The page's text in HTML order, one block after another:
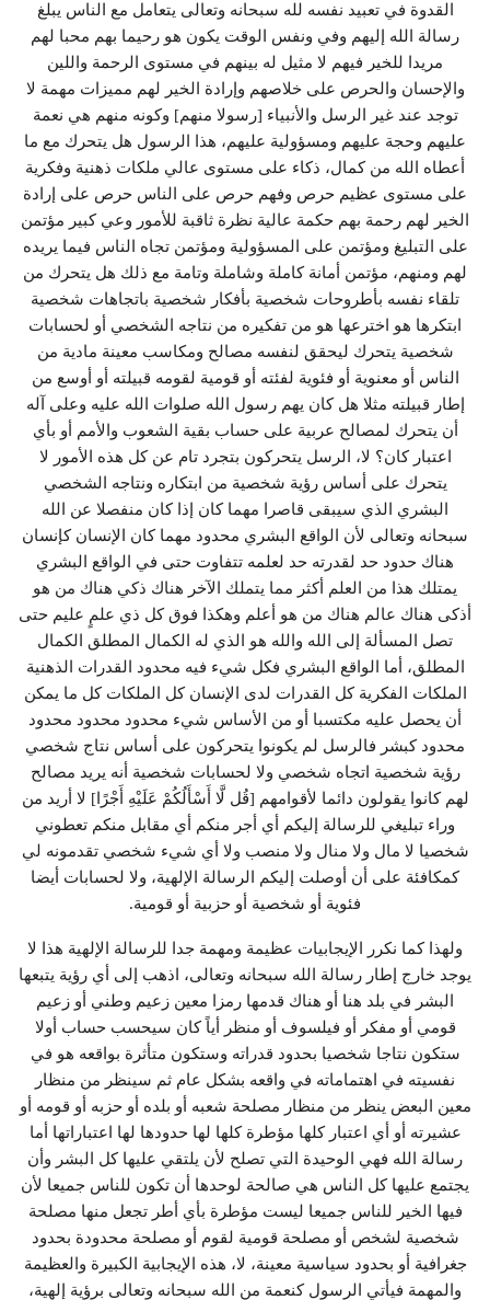
القدوة في تعبيد نفسه لله سبحانه وتعالى يتعامل مع الناس يبلغ
رسالة الله إليهم وفي ونفس الوقت يكون هو رحيما بهم محبا لهم
مريدا للخير فيهم لا مثيل له بينهم في مستوى الرحمة واللين
والإحسان والحرص على خلاصهم وإرادة الخير لهم مميزات مهمة لا
توجد عند غير الرسل والأنبياء [رسولا منهم] وكونه منهم هي نعمة
عليهم وحجة عليهم ومسؤولية عليهم، هذا الرسول هل يتحرك مع ما
أعطاه الله من كمال، ذكاء على مستوى عالي ملكات ذهنية وفكرية
على مستوى عظيم حرص وفهم حرص على الناس حرص على إرادة
الخير لهم رحمة بهم حكمة عالية نظرة ثاقبة للأمور وعي كبير مؤتمن
على التبليغ ومؤتمن على المسؤولية ومؤتمن تجاه الناس فيما يريده
لهم ومنهم، مؤتمن أمانة كاملة وشاملة وتامة مع ذلك هل يتحرك من
تلقاء نفسه بأطروحات شخصية بأفكار شخصية باتجاهات شخصية
ابتكرها هو اخترعها هو من تفكيره من نتاجه الشخصي أو لحسابات
شخصية يتحرك ليحقق لنفسه مصالح ومكاسب معينة مادية من
الناس أو معنوية أو فئوية لفئته أو قومية لقومه قبيلته أو أوسع من
إطار قبيلته مثلا هل كان يهم رسول الله صلوات الله عليه وعلى آله
أن يتحرك لمصالح عربية على حساب بقية الشعوب والأمم أو بأي
اعتبار كان؟ لا، الرسل يتحركون بتجرد تام عن كل هذه الأمور لا
يتحرك على أساس رؤية شخصية من ابتكاره ونتاجه الشخصي
البشري الذي سيبقى قاصرا مهما كان إذا كان منفصلا عن الله
سبحانه وتعالى لأن الواقع البشري محدود مهما كان الإنسان كإنسان
هناك حدود حد لقدرته حد لعلمه تتفاوت حتى في الواقع البشري
يمتلك هذا من العلم أكثر مما يتملك الآخر هناك ذكي هناك من هو
أذكى هناك عالم هناك من هو أعلم وهكذا فوق كل ذي علمٍ عليم حتى
تصل المسألة إلى الله والله هو الذي له الكمال المطلق الكمال
المطلق، أما الواقع البشري فكل شيء فيه محدود القدرات الذهنية
الملكات الفكرية كل القدرات لدى الإنسان كل الملكات كل ما يمكن
أن يحصل عليه مكتسبا أو من الأساس شيء محدود محدود محدود
محدود كبشر فالرسل لم يكونوا يتحركون على أساس نتاج شخصي
رؤية شخصية اتجاه شخصي ولا لحسابات شخصية أنه يريد مصالح
لهم كانوا يقولون دائما لأقوامهم [قُل لَّا أَسْأَلُكُمْ عَلَيْهِ أَجْرًا] لا أريد من
وراء تبليغي للرسالة إليكم أي أجر منكم أي مقابل منكم تعطوني
شخصيا لا مال ولا منال ولا منصب ولا أي شيء شخصي تقدمونه لي
كمكافئة على أن أوصلت إليكم الرسالة الإلهية، ولا لحسابات أيضا
فئوية أو شخصية أو حزبية أو قومية.
ولهذا كما نكرر الإيجابيات عظيمة ومهمة جدا للرسالة الإلهية هذا لا
يوجد خارج إطار رسالة الله سبحانه وتعالى، اذهب إلى أي رؤية يتبعها
البشر في بلد هنا أو هناك قدمها رمزا معين زعيم وطني أو زعيم
قومي أو مفكر أو فيلسوف أو منظر أياً كان سيحسب حساب أولا
ستكون نتاجا شخصيا بحدود قدراته وستكون متأثرة بواقعه هو في
نفسيته في اهتماماته في واقعه بشكل عام ثم سينظر من منظار
معين البعض ينظر من منظار مصلحة شعبه أو بلده أو حزبه أو قومه أو
عشيرته أو أي اعتبار كلها مؤطرة كلها لها حدودها لها اعتباراتها أما
رسالة الله فهي الوحيدة التي تصلح لأن يلتقي عليها كل البشر وأن
يجتمع عليها كل الناس هي صالحة لوحدها أن تكون للناس جميعا لأن
فيها الخير للناس جميعا ليست مؤطرة بأي أطر تجعل منها مصلحة
شخصية لشخص أو مصلحة قومية لقوم أو مصلحة محدودة بحدود
جغرافية أو بحدود سياسية معينة، لا، هذه الإيجابية الكبيرة والعظيمة
والمهمة فيأتي الرسول كنعمة من الله سبحانه وتعالى برؤية إلهية،